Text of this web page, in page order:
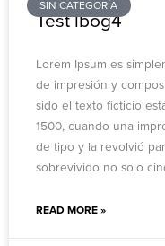
SIN CATEGORÍA
Test lbog4
Lorem Ipsum es
de impresión y
sido el texto ficticio
1500, cuando una
de tipo y la revolvió
sobrevivido no solo
READ MORE »